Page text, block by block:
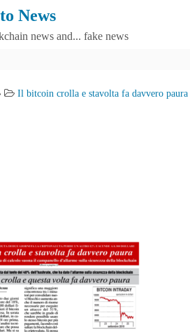
News
news and... fake news
Il bitcoin crolla e stavolta fa davvero